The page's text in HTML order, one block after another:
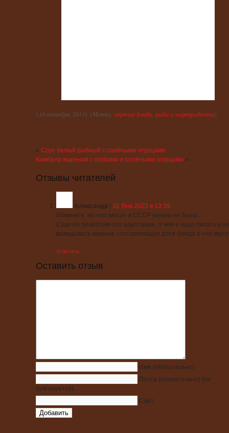
{ 18 октября, 2013} {Метки: горячие блюда рыба и морепродукты}
« Соус белый рыбный с солёными огурцами
Камбала жареная с грибами и солёными огурцами »
Отзывы читателей
Александр
31 Янв 2023 в 13:39
Извините, но «по вкусу» в СССР ничего не было…
Судя по рецептам-это адаптация, о чем и надо писать и
выкидывать важные составляющие длтя блюда в «по
Ответить
Оставить отзыв
Имя (обязательно)
Почта (обязательно) (не
публикуется)
Сайт